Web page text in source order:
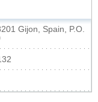
Gijon, Spain, P.O.